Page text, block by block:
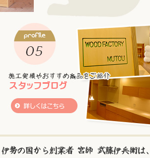
勢の国から創業者 宮師 武藤伊兵衛は、